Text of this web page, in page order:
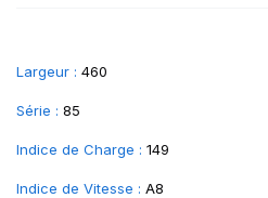
Largeur : 460
Série : 85
Indice de Charge : 149
Indice de Vitesse : A8